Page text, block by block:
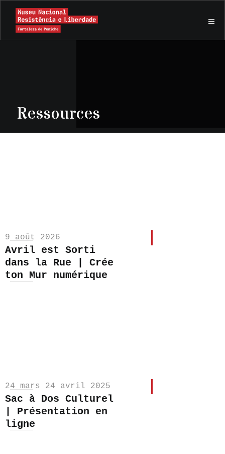
Ressources
9 août 2026
Avril est Sorti
dans la Rue | Crée
ton Mur numérique
24 mars 24 avril 2025
Sac à Dos Culturel
| Présentation en
ligne